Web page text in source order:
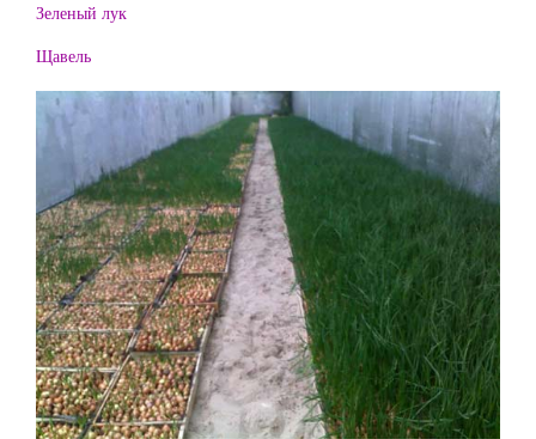
Зеленый лук
Щавель